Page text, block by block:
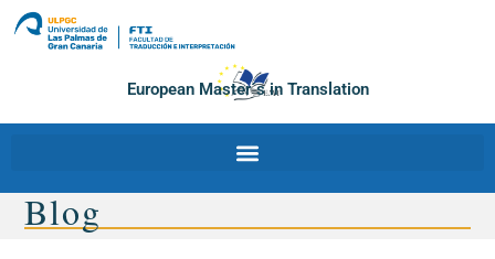
European Master´s in Translation
Blog